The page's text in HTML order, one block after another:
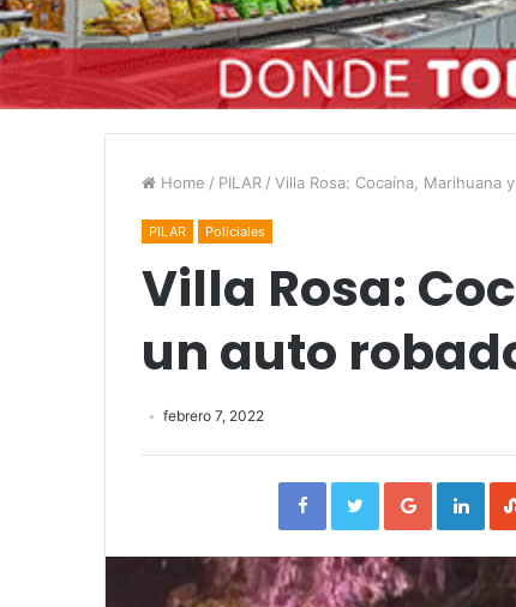
Home / PILAR / Villa Rosa: Cocaína, Marihuana
PILAR Policiales
Villa Rosa:
un auto
febrero 7, 2022
FacebookTwitterGoogle+